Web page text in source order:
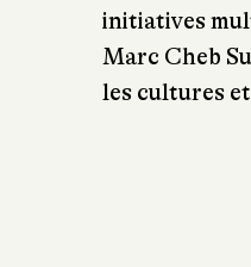
initiatives
Marc Cheb
les cultures